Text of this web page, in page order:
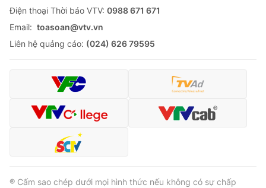
Ðiện thoại Thời báo VTV: 0988 671 671
Email: toasoan@vtv.vn
Liên hệ quảng cáo: (024) 626 79595
® Cấm sao chép dưới mọi hình thức nếu không có sự chấp